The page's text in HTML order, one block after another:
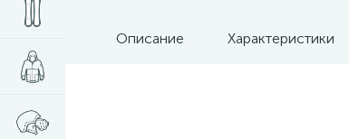
Описание Характеристики